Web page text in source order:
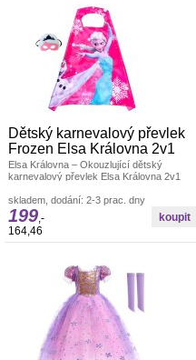
Dětský karnevalový převlek
Frozen Elsa Královna 2v1
Elsa Královna – Okouzlující dětský
karnevalový převlek Elsa Královna 2v1
skladem, dodání: 2-3 prac. dny
199,-
164,46